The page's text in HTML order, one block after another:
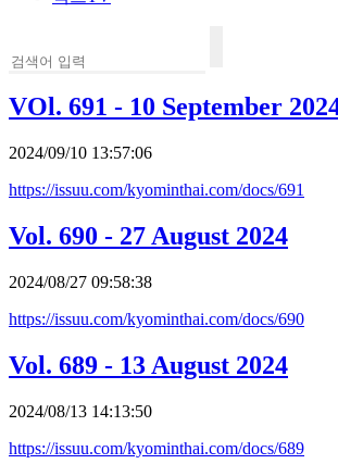
VOl. 691 - 10 September
2024/09/10 13:57:06
https://issuu.com/kyominthai.com/docs/691
Vol. 690 - 27 August 2024
2024/08/27 09:58:38
https://issuu.com/kyominthai.com/docs/690
Vol. 689 - 13 August 2024
2024/08/13 14:13:50
https://issuu.com/kyominthai.com/docs/689